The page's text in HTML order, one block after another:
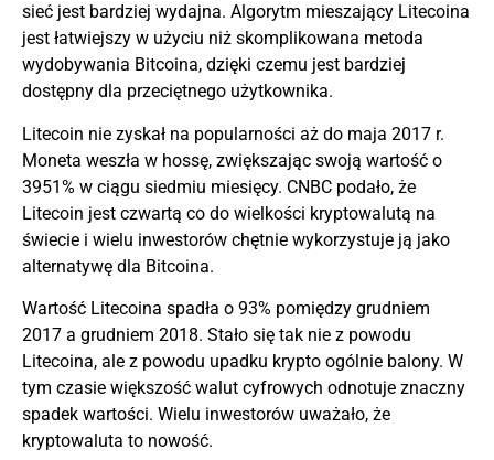
sieć jest bardziej wydajna. Algorytm mieszający Litecoina
jest łatwiejszy w użyciu niż skomplikowana metoda
wydobywania Bitcoina, dzięki czemu jest bardziej
dostępny dla przeciętnego użytkownika.
Litecoin nie zyskał na popularności aż do maja 2017 r.
Moneta weszła w hossę, zwiększając swoją wartość o
3951% w ciągu siedmiu miesięcy. CNBC podało, że
Litecoin jest czwartą co do wielkości kryptowalutą na
świecie i wielu inwestorów chętnie wykorzystuje ją jako
alternatywę dla Bitcoina.
Wartość Litecoina spadła o 93% pomiędzy grudniem
2017 a grudniem 2018. Stało się tak nie z powodu
Litecoina, ale z powodu upadku krypto ogólnie balony. W
tym czasie większość walut cyfrowych odnotuje znaczny
spadek wartości. Wielu inwestorów uważało, że
kryptowaluta to nowość.